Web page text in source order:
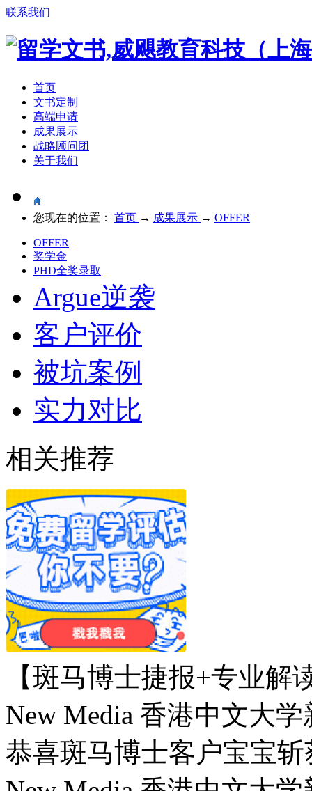
联系我们
首页
文书定制
高端申请
成果展示
战略顾问团
关于我们
您现在的位置： 首页 → 成果展示 → OFFER
OFFER
奖学金
PHD全奖录取
Argue逆袭
客户评价
被坑案例
实力对比
相关推荐
【斑马博士捷报+专业解
New Media 香港中文大
恭喜斑马博士客户宝宝斩